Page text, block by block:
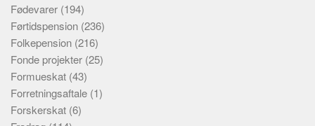
Fødevarer (194)
Førtidspension (236)
Folkepension (216)
Fonde projekter (25)
Formueskat (43)
Forretningsaftale (1)
Forskerskat (6)